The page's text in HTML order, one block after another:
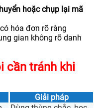
hoặc chụp lại mã
hóa đơn rõ ràng
gian không rõ danh
cần tránh khi
Giải pháp